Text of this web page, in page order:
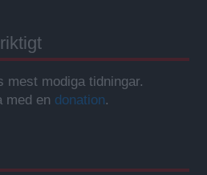
mest modiga tidningar.
med en donation.